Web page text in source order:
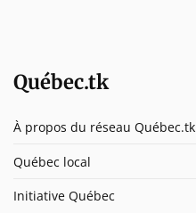
Québec.tk
À propos du réseau Québec.tk
Québec local
Initiative Québec